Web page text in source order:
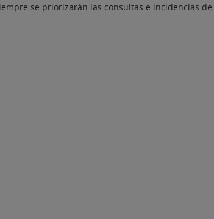
se priorizarán las consultas e incidencias